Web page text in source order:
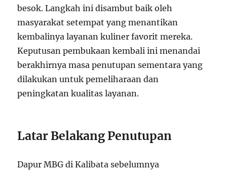
besok. Langkah ini disambut baik oleh
masyarakat setempat yang menantikan
kembalinya layanan kuliner favorit mereka.
Keputusan pembukaan kembali ini menandai
berakhirnya masa penutupan sementara yang
dilakukan untuk pemeliharaan dan
peningkatan kualitas layanan.
Latar Belakang Penutupan
Dapur MBG di Kalibata sebelumnya